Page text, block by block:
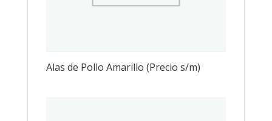
Alas de Pollo Amarillo (Precio s/m)